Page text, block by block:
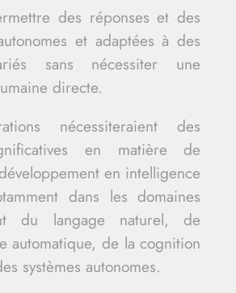
des réponses et des
et adaptées à des
sans nécessiter une
directe.
nécessiteraient des
en matière de
en intelligence
dans les domaines
du langage naturel, de
automatique, de la cognition
systèmes autonomes.